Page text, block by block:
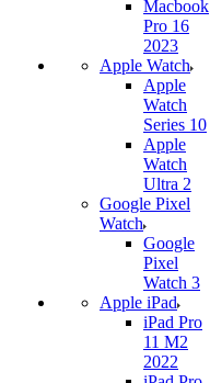
Macbook
Pro 16
2023
Apple Watch
Apple
Watch
Series 10
Apple
Watch
Ultra 2
Google Pixel
Watch
Google
Pixel
Watch 3
Apple iPad
iPad Pro
11 M2
2022